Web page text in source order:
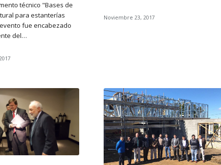
técnico "Bases de
para estanterías
evento fue encabezado
del…
Noviembre 23, 2017